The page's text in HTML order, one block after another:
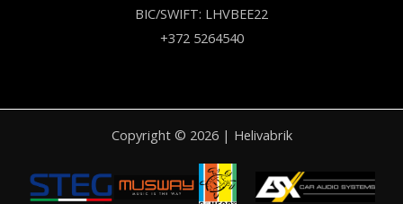
BIC/SWIFT: LHVBEE22
+372 5264540
Copyright © 2026 | Helivabrik